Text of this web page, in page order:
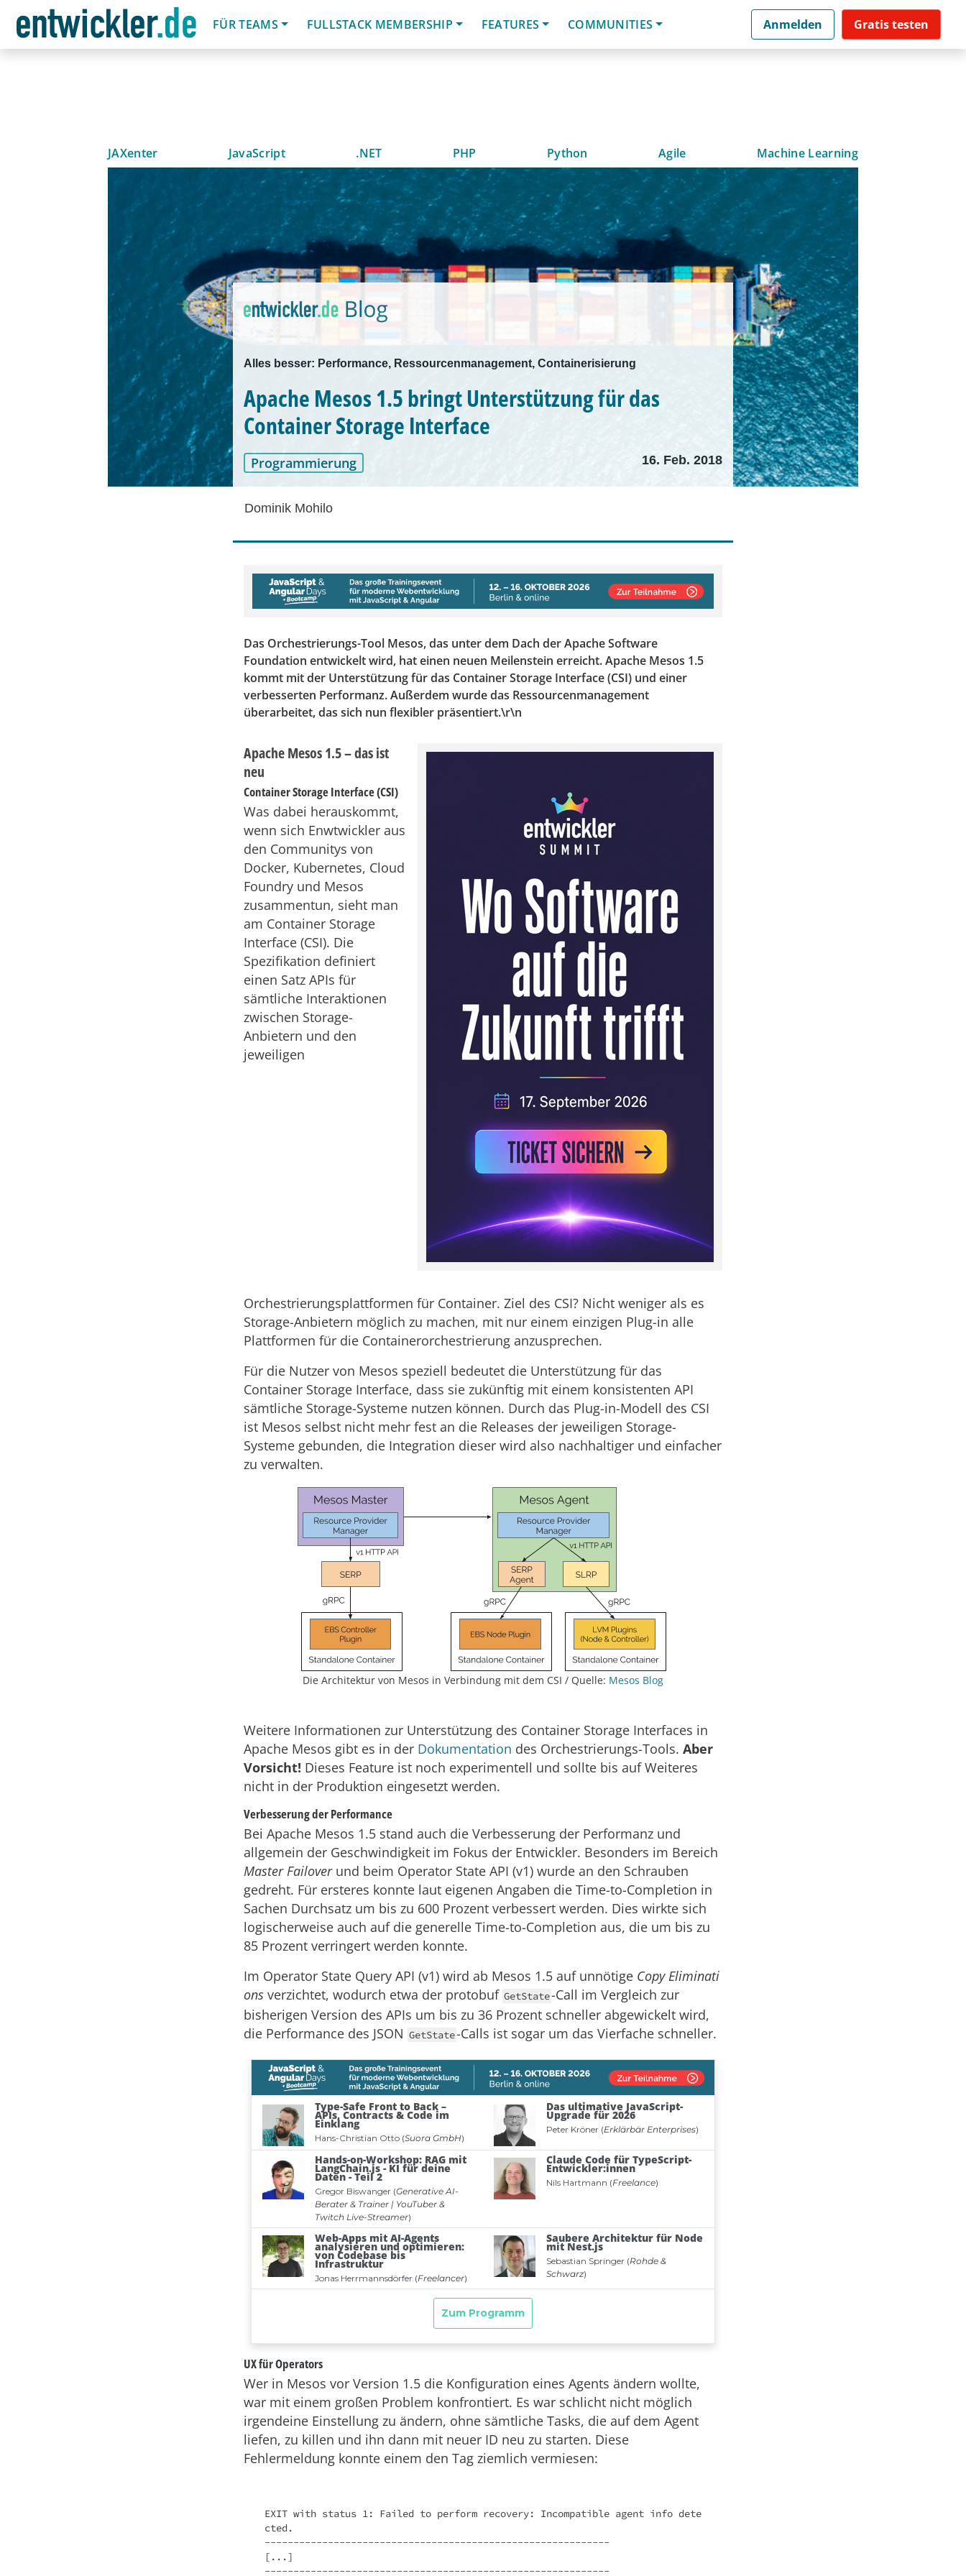
FÜR TEAMS
FULLSTACK MEMBERSHIP FEATURES COMMUNITIES Anmelden Gratis testen
JAXenter JavaScript .NET PHP Python Agile Machine Learning
Alles besser: Performance, Ressourcenmanagement, Containerisierung
Apache Mesos 1.5 bringt Unterstützung für das
Container Storage Interface
Programmierung 16. Feb. 2018
Dominik Mohilo
Das Orchestrierungs-Tool Mesos, das unter dem Dach der Apache Software
Foundation entwickelt wird, hat einen neuen Meilenstein erreicht. Apache Mesos 1.5
kommt mit der Unterstützung für das Container Storage Interface (CSI) und einer
verbesserten Performanz. Außerdem wurde das Ressourcenmanagement
überarbeitet, das sich nun flexibler präsentiert.\r\n
Apache Mesos 1.5 – das ist
neu
Container Storage Interface (CSI)
Was dabei herauskommt,
wenn sich Enwtwickler aus
den Communitys von
Docker, Kubernetes, Cloud
Foundry und Mesos
zusammentun, sieht man
am Container Storage
Interface (CSI). Die
Spezifikation definiert
einen Satz APIs für
sämtliche Interaktionen
zwischen Storage-
Anbietern und den
jeweiligen
Orchestrierungsplattformen für Container. Ziel des CSI? Nicht weniger als es
Storage-Anbietern möglich zu machen, mit nur einem einzigen Plug-in alle
Plattformen für die Containerorchestrierung anzusprechen.
Für die Nutzer von Mesos speziell bedeutet die Unterstützung für das
Container Storage Interface, dass sie zukünftig mit einem konsistenten API
sämtliche Storage-Systeme nutzen können. Durch das Plug-in-Modell des CSI
ist Mesos selbst nicht mehr fest an die Releases der jeweiligen Storage-
Systeme gebunden, die Integration dieser wird also nachhaltiger und einfacher
zu verwalten.
Die Architektur von Mesos in Verbindung mit dem CSI / Quelle: Mesos Blog
Weitere Informationen zur Unterstützung des Container Storage Interfaces in
Apache Mesos gibt es in der Dokumentation des Orchestrierungs-Tools. Aber
Vorsicht! Dieses Feature ist noch experimentell und sollte bis auf Weiteres
nicht in der Produktion eingesetzt werden.
Verbesserung der Performance
Bei Apache Mesos 1.5 stand auch die Verbesserung der Performanz und
allgemein der Geschwindigkeit im Fokus der Entwickler. Besonders im Bereich
Master Failoverund beim Operator State API (v1) wurde an den Schrauben
gedreht. Für ersteres konnte laut eigenen Angaben die Time-to-Completion in
Sachen Durchsatz um bis zu 600 Prozent verbessert werden. Dies wirkte sich
logischerweise auch auf die generelle Time-to-Completion aus, die um bis zu
85 Prozent verringert werden konnte.
Im Operator State Query API (v1) wird ab Mesos 1.5 auf unnötige Copy Eliminati
ons verzichtet, wodurch etwa der protobuf GetState-Call im Vergleich zur
bisherigen Version des APIs um bis zu 36 Prozent schneller abgewickelt wird,
die Performance des JSON GetState-Calls ist sogar um das Vierfache schneller.
UX für Operators
Wer in Mesos vor Version 1.5 die Konfiguration eines Agents ändern wollte,
war mit einem großen Problem konfrontiert. Es war schlicht nicht möglich
irgendeine Einstellung zu ändern, ohne sämtliche Tasks, die auf dem Agent
liefen, zu killen und ihn dann mit neuer ID neu zu starten. Diese
Fehlermeldung konnte einem den Tag ziemlich vermiesen:
EXIT with status 1: Failed to perform recovery: Incompatible agent info dete
cted.
------------------------------------------------------------
[...]
------------------------------------------------------------